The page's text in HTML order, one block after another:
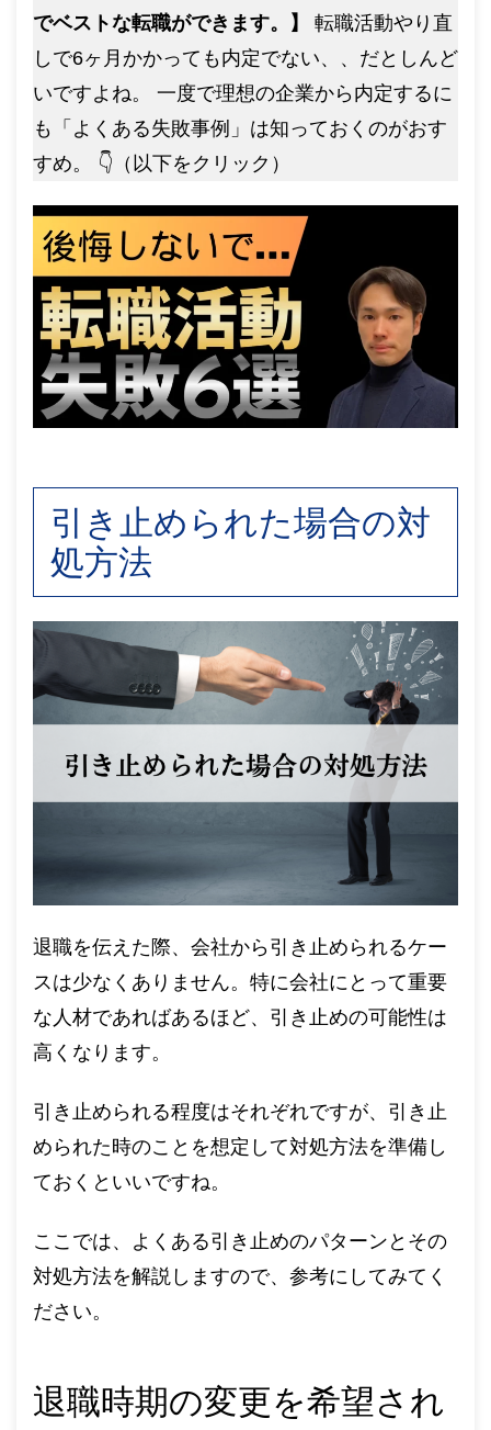
でベストな転職ができます。】 転職活動やり直
しで6ヶ月かかっても内定でない、、だとしんど
いですよね。 一度で理想の企業から内定するに
も「よくある失敗事例」は知っておくのがおす
すめ。 👇（以下をクリック）
引き止められた場合の対
処方法
退職を伝えた際、会社から引き止められるケー
スは少なくありません。特に会社にとって重要
な人材であればあるほど、引き止めの可能性は
高くなります。
引き止められる程度はそれぞれですが、引き止
められた時のことを想定して対処方法を準備し
ておくといいですね。
ここでは、よくある引き止めのパターンとその
対処方法を解説しますので、参考にしてみてく
ださい。
退職時期の変更を希望され